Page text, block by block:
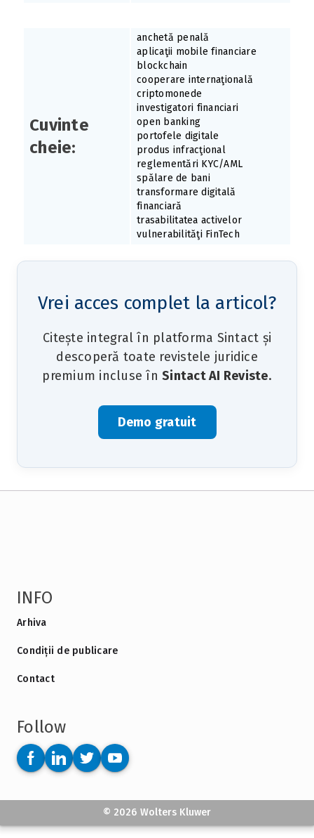
Cuvinte
cheie:
anchetă penală
aplicaţii mobile financiare
blockchain
cooperare internaţională
criptomonede
investigatori financiari
open banking
portofele digitale
produs infracţional
reglementări KYC/AML
spălare de bani
transformare digitală
financiară
trasabilitatea activelor
vulnerabilităţi FinTech
Vrei acces complet la articol?
Citește integral în platforma Sintact și
descoperă toate revistele juridice
premium incluse în Sintact AI Reviste.
Demo gratuit
INFO
Arhiva
Condiții de publicare
Contact
Follow
© 2026 Wolters Kluwer